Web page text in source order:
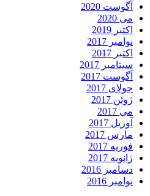
آگوست 2020
می 2020
اکتبر 2019
نوامبر 2017
اکتبر 2017
سپتامبر 2017
آگوست 2017
جولای 2017
ژوئن 2017
می 2017
آوریل 2017
مارس 2017
فوریه 2017
ژانویه 2017
دسامبر 2016
نوامبر 2016